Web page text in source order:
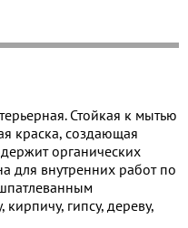
Стойкая к мытью
краска, создающая
органических
для внутренних работ по
гипсу, дереву,